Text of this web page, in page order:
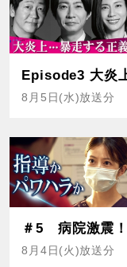
Episode3 大炎
8月5日(水)放送分
＃5 病院激震
8月4日(火)放送分